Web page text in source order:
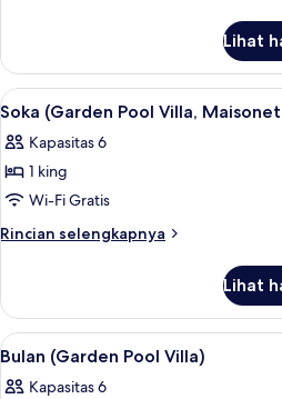
with
Terrace)
Jalak
(Garden
Pool
with
Terrace)
Lihat
Lihat
semua
foto
untuk
Soka
(Garden
Maisonette)
1
10
Soka (Garden Pool Villa,
Kapasitas 6
1 king
Wi-Fi Gratis
Rincian selengkapnya
Rincian
Soka
(Garden
Pool
Maisonette)
Lihat
Lihat
semua
1
11
Bulan (Garden Pool Villa)
Kapasitas 6